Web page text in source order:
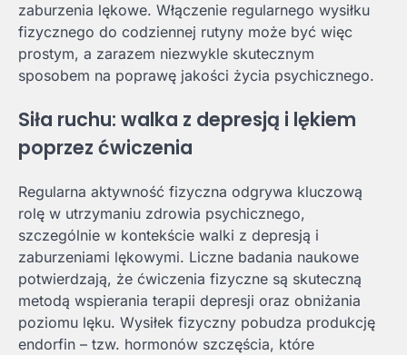
zaburzenia lękowe. Włączenie regularnego wysiłku
fizycznego do codziennej rutyny może być więc
prostym, a zarazem niezwykle skutecznym
sposobem na poprawę jakości życia psychicznego.
Siła ruchu: walka z depresją i lękiem
poprzez ćwiczenia
Regularna aktywność fizyczna odgrywa kluczową
rolę w utrzymaniu zdrowia psychicznego,
szczególnie w kontekście walki z depresją i
zaburzeniami lękowymi. Liczne badania naukowe
potwierdzają, że ćwiczenia fizyczne są skuteczną
metodą wspierania terapii depresji oraz obniżania
poziomu lęku. Wysiłek fizyczny pobudza produkcję
endorfin – tzw. hormonów szczęścia, które